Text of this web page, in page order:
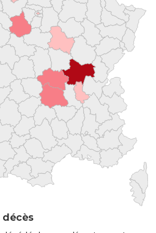
décès